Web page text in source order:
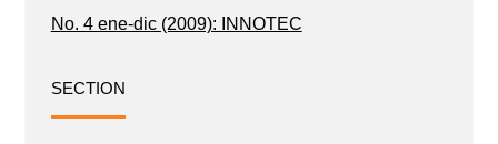
No. 4 ene-dic (2009): INNOTEC
SECTION